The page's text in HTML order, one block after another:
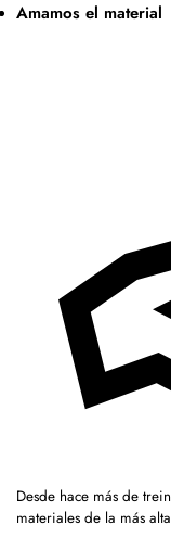
Amamos el material
Desde hace más de
materiales de la más